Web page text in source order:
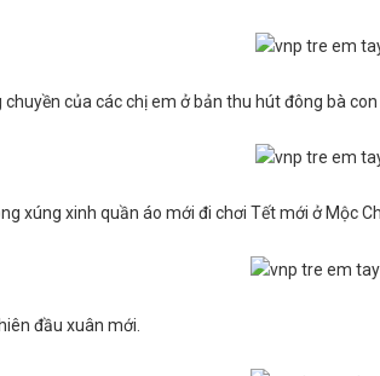
chuyền của các chị em ở bản thu hút đông bà
xúng xinh quần áo mới đi chơi Tết mới ở Mộc
đầu xuân mới.